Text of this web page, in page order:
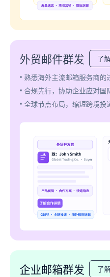
外贸邮件群发
了
• 熟悉海外主流邮箱服务商
• 合规先行，协助企业应对国
• 全球节点布局，缩短跨境投
企业邮箱群发
了